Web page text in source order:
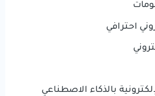
احترافي
بالذكاء الاصطناعي